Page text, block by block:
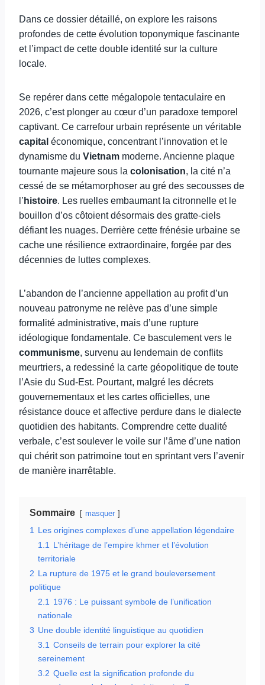
Dans ce dossier détaillé, on explore les raisons
profondes de cette évolution toponymique fascinante
et l’impact de cette double identité sur la culture
locale.
Se repérer dans cette mégalopole tentaculaire en
2026, c’est plonger au cœur d’un paradoxe temporel
captivant. Ce carrefour urbain représente un véritable
capital économique, concentrant l’innovation et le
dynamisme du Vietnam moderne. Ancienne plaque
tournante majeure sous la colonisation, la cité n’a
cessé de se métamorphoser au gré des secousses de
l’ histoire. Les ruelles embaumant la citronnelle et le
bouillon d’os côtoient désormais des gratte-ciels
défiant les nuages. Derrière cette frénésie urbaine se
cache une résilience extraordinaire, forgée par des
décennies de luttes complexes.
L’abandon de l’ancienne appellation au profit d’un
nouveau patronyme ne relève pas d’une simple
formalité administrative, mais d’une rupture
idéologique fondamentale. Ce basculement vers le
communisme, survenu au lendemain de conflits
meurtriers, a redessiné la carte géopolitique de toute
l’Asie du Sud-Est. Pourtant, malgré les décrets
gouvernementaux et les cartes officielles, une
résistance douce et affective perdure dans le dialecte
quotidien des habitants. Comprendre cette dualité
verbale, c’est soulever le voile sur l’âme d’une nation
qui chérit son patrimoine tout en sprintant vers l’avenir
de manière inarrêtable.
Sommaire masquer
1
Les origines complexes d’une appellation légendaire
1.1
L’héritage de l’empire khmer et l’évolution
territoriale
2 La rupture de 1975 et le grand bouleversement
politique
2.1
1976 : Le puissant symbole de l’unification
nationale
3 Une double identité linguistique au quotidien
3.1 Conseils de terrain pour explorer la cité
sereinement
3.2 Quelle est la signification profonde du